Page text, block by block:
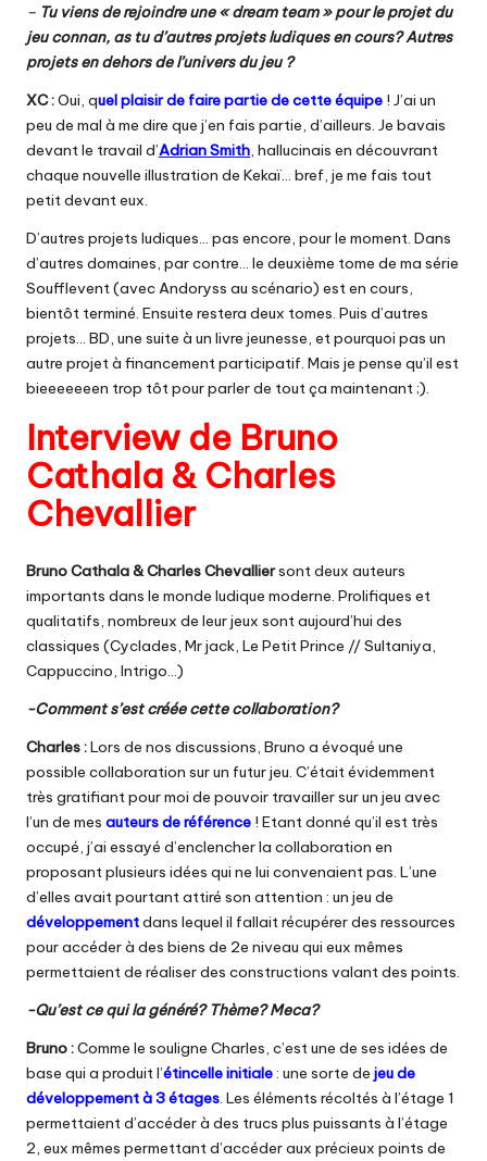
– Tu viens de rejoindre une « dream team » pour le projet du
jeu connan, as tu d’autres projets ludiques en cours? Autres
projets en dehors de l’univers du jeu ?
XC :Oui, quel plaisir de faire partie de cette équipe ! J’ai un
peu de mal à me dire que j’en fais partie, d’ailleurs. Je bavais
devant le travail d’Adrian Smith , hallucinais en découvrant
chaque nouvelle illustration de Kekaï… bref, je me fais tout
petit devant eux.
D’autres projets ludiques… pas encore, pour le moment. Dans
d’autres domaines, par contre… le deuxième tome de ma série
Soufflevent (avec Andoryss au scénario) est en cours,
bientôt terminé. Ensuite restera deux tomes. Puis d’autres
projets… BD, une suite à un livre jeunesse, et pourquoi pas un
autre projet à financement participatif. Mais je pense qu’il est
bieeeeeeen trop tôt pour parler de tout ça maintenant ;).
Interview de Bruno
Cathala & Charles
Chevallier
Bruno Cathala & Charles Chevalliersont deux auteurs
importants dans le monde ludique moderne. Prolifiques et
qualitatifs, nombreux de leur jeux sont aujourd’hui des
classiques (Cyclades, Mr jack, Le Petit Prince // Sultaniya,
Cappuccino, Intrigo…)
-Comment s’est créée cette collaboration?
Charles :Lors de nos discussions, Bruno a évoqué une
possible collaboration sur un futur jeu. C’était évidemment
très gratifiant pour moi de pouvoir travailler sur un jeu avec
l’un de mes auteurs de référence ! Etant donné qu’il est très
occupé, j’ai essayé d’enclencher la collaboration en
proposant plusieurs idées qui ne lui convenaient pas. L’une
d’elles avait pourtant attiré son attention : un jeu de
développementdans lequel il fallait récupérer des ressources
pour accéder à des biens de 2e niveau qui eux mêmes
permettaient de réaliser des constructions valant des points.
-Qu’est ce qui la généré? Thème? Meca?
Bruno :Comme le souligne Charles, c’est une de ses idées de
base qui a produit l’étincelle initiale: une sorte de jeu de
développement à 3 étages . Les éléments récoltés à l’étage 1
permettaient d’accéder à des trucs plus puissants à l’étage
2, eux mêmes permettant d’accéder aux précieux points de